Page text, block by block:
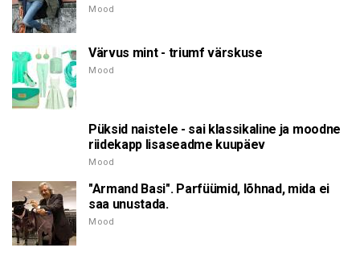
Mood
Värvus mint - triumf värskuse
Mood
Püksid naistele - sai klassikaline ja moodne
riidekapp lisaseadme kuupäev
Mood
"Armand Basi". Parfüümid, lõhnad, mida ei
saa unustada.
Mood